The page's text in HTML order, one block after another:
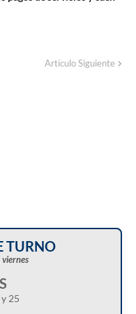
Artículo Siguiente
TURNO
25